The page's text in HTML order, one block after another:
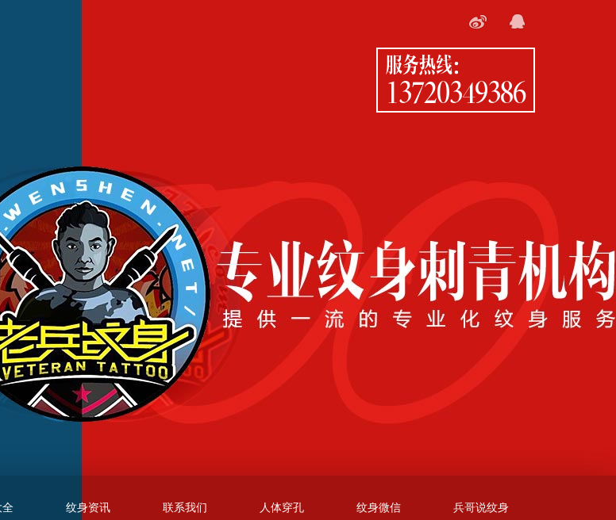
服务热线：
13720349386
全 纹身资讯 联系我们 人体穿孔 纹身微信 兵哥说纹身